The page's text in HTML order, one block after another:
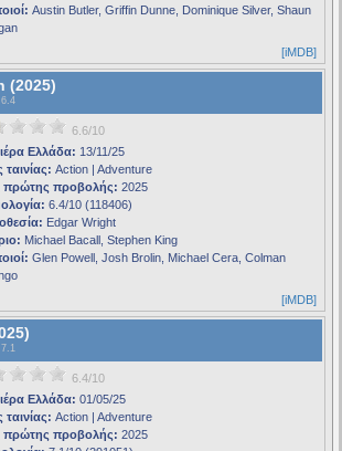
Austin Butler, Griffin Dunne, Dominique Silver, Shaun
[iMDB]
(2025)
6.4
6.6/10
Ελλάδα: 13/11/25
ταινίας: Action | Adventure
πρώτης προβολής: 2025
6.4/10 (118406)
Edgar Wright
Michael Bacall, Stephen King
Glen Powell, Josh Brolin, Michael Cera, Colman
[iMDB]
6.4/10
Ελλάδα: 01/05/25
ταινίας: Action | Adventure
πρώτης προβολής: 2025